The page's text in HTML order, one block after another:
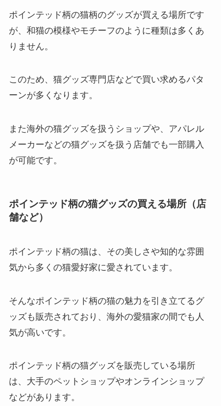
ポインテッド柄の猫柄のグッズが買える場所です
が、和猫の模様やモチーフのように種類は多くあ
りません。
このため、猫グッズ専門店などで買い求めるパタ
ーンが多くなります。
また海外の猫グッズを扱うショップや、アパレル
メーカーなどの猫グッズを扱う店舗でも一部購入
が可能です。
ポインテッド柄の猫グッズの買える場所（店
舗など）
ポインテッド柄の猫は、その美しさや知的な雰囲
気から多くの猫愛好家に愛されています。
そんなポインテッド柄の猫の魅力を引き立てるグ
ッズも販売されており、海外の愛猫家の間でも人
気が高いです。
ポインテッド柄の猫グッズを販売している場所
は、大手のペットショップやオンラインショップ
などがあります。